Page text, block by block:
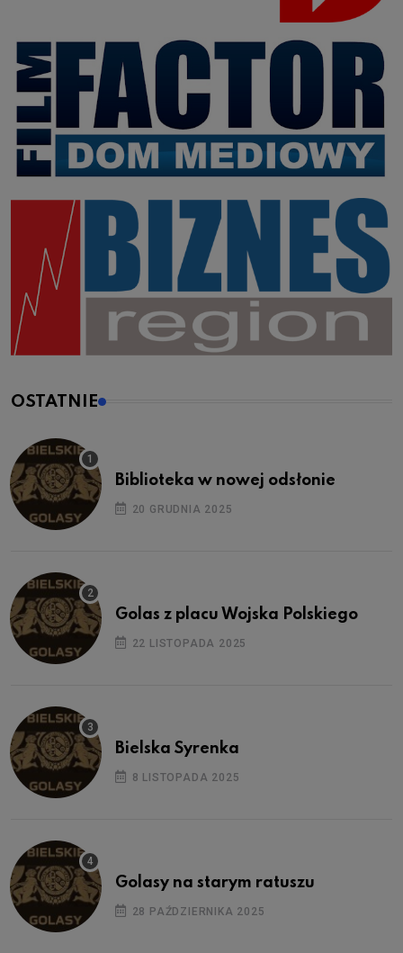
OSTATNIE
Biblioteka w nowej odsłonie
20 GRUDNIA 2025
Golas z placu Wojska Polskiego
22 LISTOPADA 2025
Bielska Syrenka
8 LISTOPADA 2025
Golasy na starym ratuszu
28 PAŹDZIERNIKA 2025